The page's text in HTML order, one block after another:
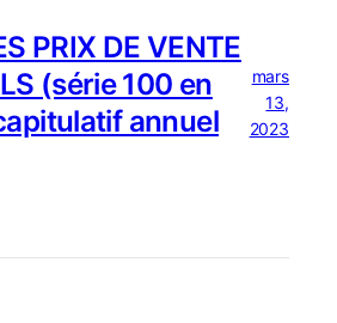
PRIX DE VENTE
(série 100 en
annuel
mars
13,
2023